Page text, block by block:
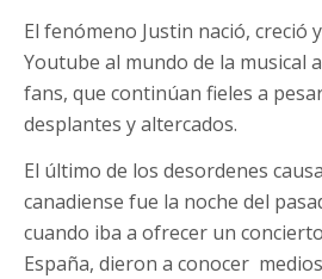
El fenómeno Justin nació, creció
Youtube al mundo de la musical
fans, que continúan fieles a
desplantes y altercados.
El último de los desordenes
canadiense fue la noche del
cuando iba a ofrecer un
España, dieron a conocer